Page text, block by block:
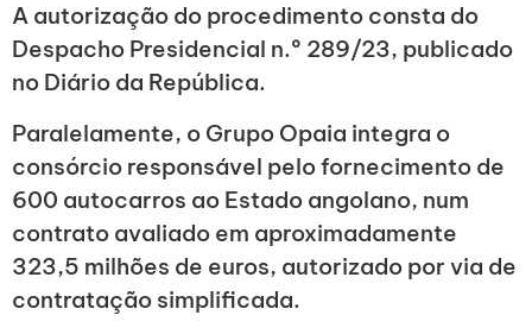
A autorização do procedimento consta do
Despacho Presidencial n.º 289/23, publicado
no Diário da República.
Paralelamente, o Grupo Opaia integra o
consórcio responsável pelo fornecimento de
600 autocarros ao Estado angolano, num
contrato avaliado em aproximadamente
323,5 milhões de euros, autorizado por via de
contratação simplificada.